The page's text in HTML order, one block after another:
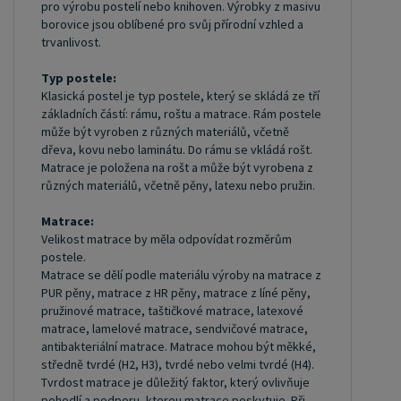
pro výrobu postelí nebo knihoven. Výrobky z masivu
borovice jsou oblíbené pro svůj přírodní vzhled a
trvanlivost.
Typ postele:
Klasická postel je typ postele, který se skládá ze tří
základních částí: rámu, roštu a matrace. Rám postele
může být vyroben z různých materiálů, včetně
dřeva, kovu nebo laminátu. Do rámu se vkládá rošt.
Matrace je položena na rošt a může být vyrobena z
různých materiálů, včetně pěny, latexu nebo pružin.
Matrace:
Velikost matrace by měla odpovídat rozměrům
postele.
Matrace se dělí podle materiálu výroby na matrace z
PUR pěny, matrace z HR pěny, matrace z líné pěny,
pružinové matrace, taštičkové matrace, latexové
matrace, lamelové matrace, sendvičové matrace,
antibakteriální matrace. Matrace mohou být měkké,
středně tvrdé (H2, H3), tvrdé nebo velmi tvrdé (H4).
Tvrdost matrace je důležitý faktor, který ovlivňuje